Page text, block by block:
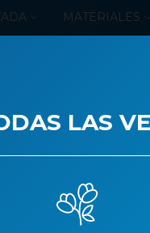
MATERIALES
LAS